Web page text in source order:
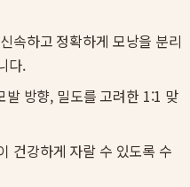
속하고 정확하게 모낭을 분리
다.
발 방향, 밀도를 고려한 1:1 맞
건강하게 자랄 수 있도록 수